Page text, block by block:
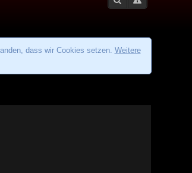
dass wir Cookies setzen. Weitere